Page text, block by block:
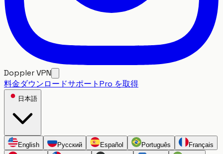
Doppler VPN
料金ダウンロードサポートPro を取得
日本語
English Русский Español Português
Français